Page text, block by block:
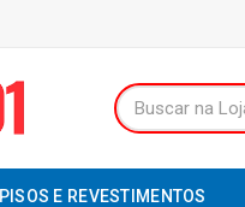
PISOS E REVESTIMENTOS